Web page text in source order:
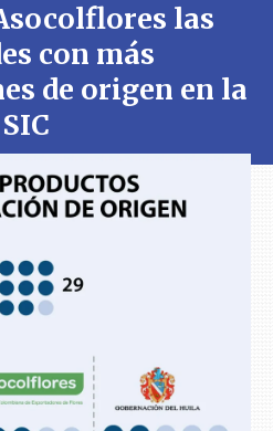
las
con más
de origen en la
SIC